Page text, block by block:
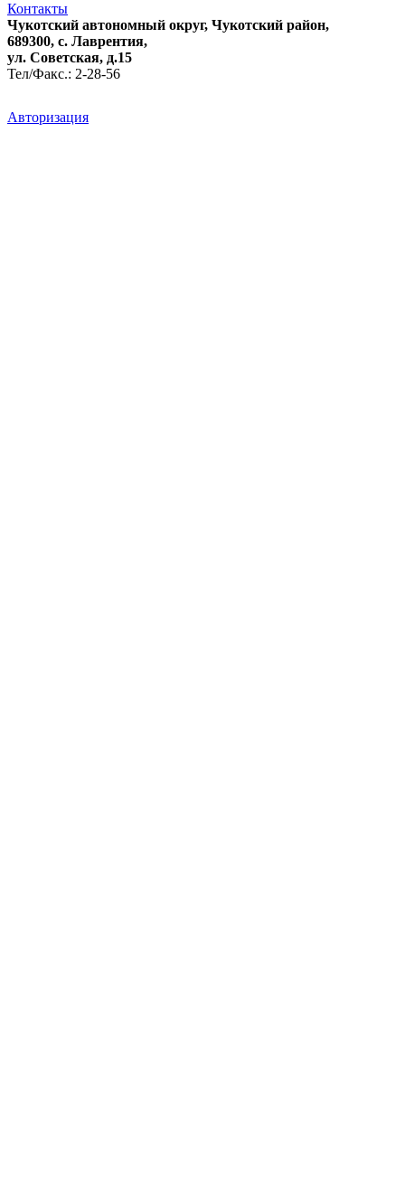
Контакты
Чукотский автономный округ, Чукотский район,
689300, с. Лаврентия,
ул. Советская, д.15
Тел/Факс.: 2-28-56
Авторизация